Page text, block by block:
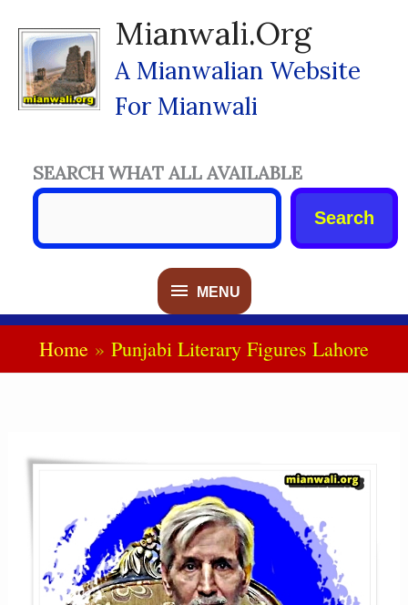
Content
Mianwali.org
A Mianwalian Website
For Mianwali
MENU
MENU
SEARCH WHAT ALL AVAILABLE
Search
Home Punjabi Literary Figures Lahore